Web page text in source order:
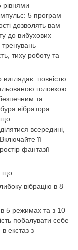
рівнями
5 програм
дозволять вам
до вибухових
тиху роботу та
повністю
головкою.
та
вібратора
що
всередині,
її
фантазії
що:
вібрацію в 8
в 5 режимах та з 10
побалувати себе
екстаз з